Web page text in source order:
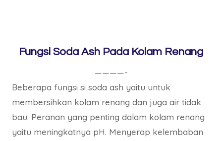
Fungsi Soda Ash Pada Kolam Renang
————-
Beberapa fungsi si soda ash yaitu untuk
membersihkan kolam renang dan juga air tidak
bau. Peranan yang penting dalam kolam renang
yaitu meningkatnya pH. Menyerap kelembaban